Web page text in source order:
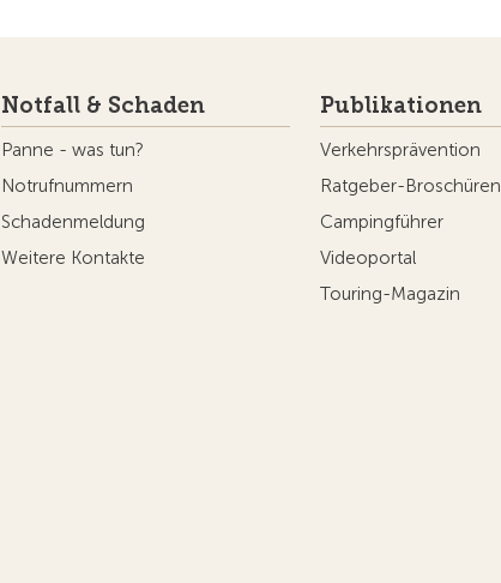
Notfall & Schaden
Panne - was tun?
Notrufnummern
Schadenmeldung
Weitere Kontakte
Publikationen
Verkehrsprävention
Ratgeber-Broschüren
Campingführer
Videoportal
Touring-Magazin